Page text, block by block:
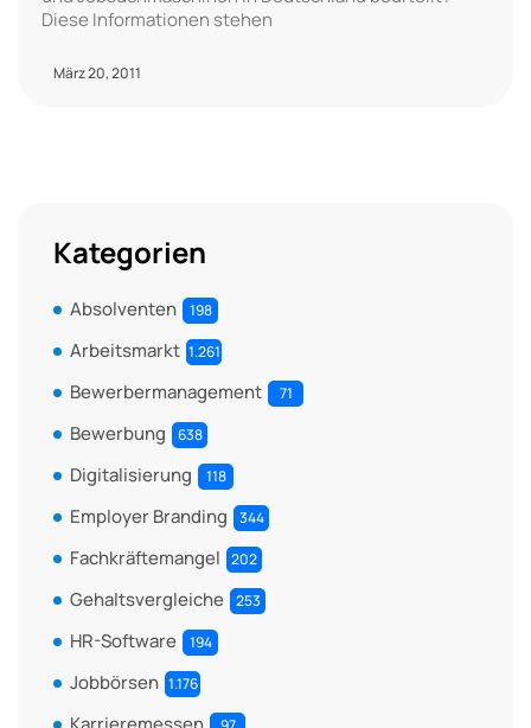
Diese Informationen stehen
März 20, 2011
Kategorien
Absolventen 198
Arbeitsmarkt 1.261
Bewerbermanagement 71
Bewerbung 638
Digitalisierung 118
Employer Branding 344
Fachkräftemangel 202
Gehaltsvergleiche 253
HR-Software 194
Jobbörsen 1.176